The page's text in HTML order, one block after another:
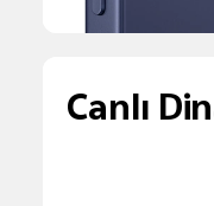
Canlı